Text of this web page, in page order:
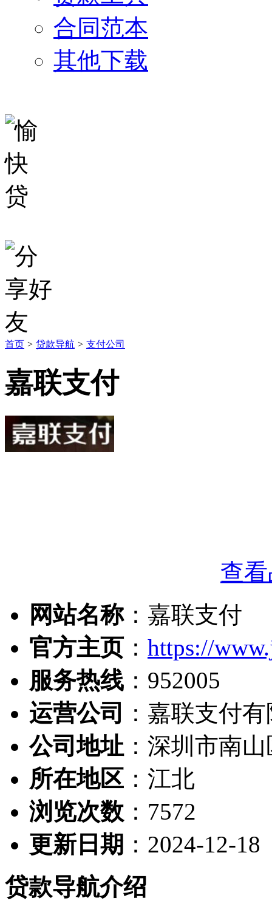
合同范本
其他下载
首页 > 贷款导航 > 支付公司
嘉联支付
查
网站名称：嘉联支付
官方主页 ： https://
服务热线 ：952005
运营公司
：嘉联支付
公司地址 ：深圳市南
所在地区 ：江北
浏览次数 ： 7572
更新日期 ：2024-12-18
贷款导航介绍